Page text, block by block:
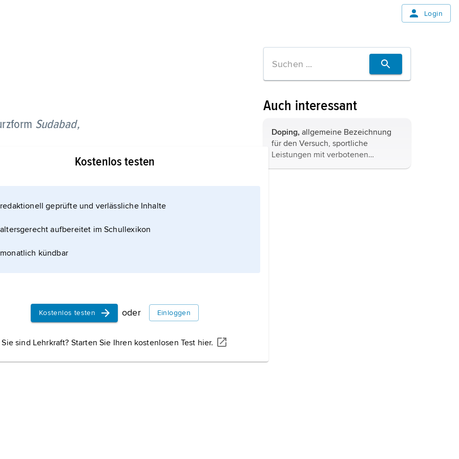
Login
Sudabad,
bei der mit körperwarmer Spülflüssigkeit
Dickdarm 40- bis 50-mal entleert und gereinigt
angebrachten Vorrichtung
der Patient ein warmes Vollbad nimmt.
Dickdarmentzündung und
Kostenlos testen
redaktionell geprüfte und verlässliche Inhalte
altersgerecht aufbereitet im Schullexikon
monatlich kündbar
Kostenlos testen oder Einloggen
Sie sind Lehrkraft? Starten Sie Ihren kostenlosen Test hier.
Auch interessant
Doping, allgemeine Bezeichnung
für den Versuch, sportliche
Leistungen mit verbotenen
Substanzen oder Methoden zu